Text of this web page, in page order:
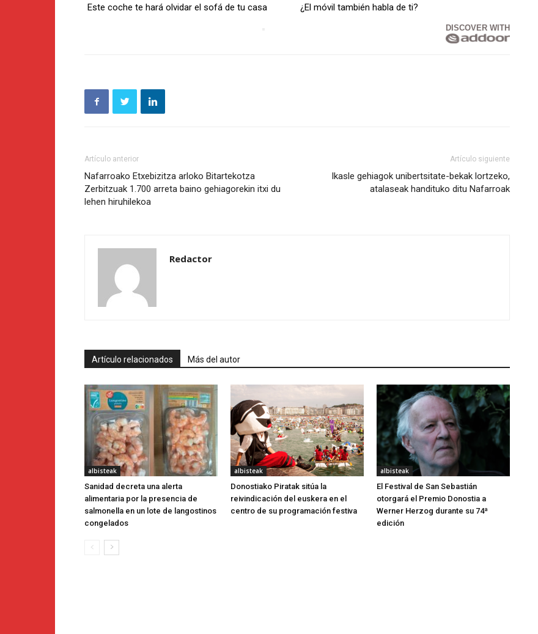
Este coche te hará olvidar el sofá de tu casa
¿El móvil también habla de ti?
DISCOVER WITH
Artículo anterior
Nafarroako Etxebizitza arloko Bitartekotza
Zerbitzuak 1.700 arreta baino gehiagorekin itxi du
lehen hiruhilekoa
Artículo siguiente
Ikasle gehiagok unibertsitate-bekak lortzeko,
atalaseak handituko ditu Nafarroak
Redactor
Artículo relacionados Más del autor
albisteak
Sanidad decreta una alerta
alimentaria por la presencia de
salmonella en un lote de langostinos
congelados
albisteak
Donostiako Piratak sitúa la
reivindicación del euskera en el
centro de su programación festiva
albisteak
El Festival de San Sebastián
otorgará el Premio Donostia a
Werner Herzog durante su 74ª
edición